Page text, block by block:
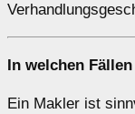
In welchen
Ein Makler ist